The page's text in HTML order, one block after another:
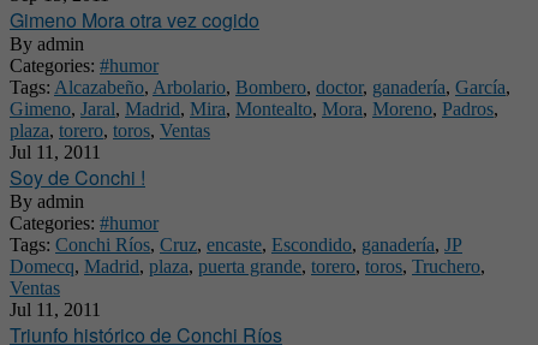
Gimeno Mora otra vez cogido
By admin
Categories: #humor
Tags: Alcazabeño, Arbolario, Bombero, doctor, ganadería, García,
Gimeno, Jaral, Madrid, Mira, Montealto, Mora, Moreno, Padros,
plaza, torero, toros, Ventas
Jul 11, 2011
Soy de Conchi !
By admin
Categories: #humor
Tags: Conchi Ríos, Cruz, encaste, Escondido, ganadería, JP
Domecq, Madrid, plaza, puerta grande, torero, toros, Truchero,
Ventas
Jul 11, 2011
Triunfo histórico de Conchi Ríos